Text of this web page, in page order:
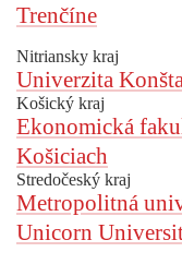
Trenčíne
Nitriansky kraj
Univerzita
Košický kraj
Ekonomická
Košiciach
Stredočeský kraj
Metropolitná
Unicorn